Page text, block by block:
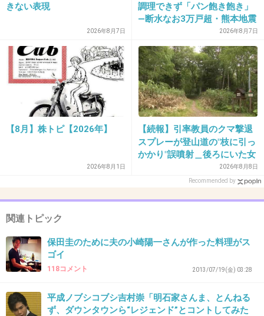
2013/09/11(水) 15:42:54
幸せそうでいいんだけど…
イケメン旦那ゲットー‼の保田のドヤ顔にイラ
ッとするようになってきたｗ
+64 -8
+8 -2
35. 匿名2013/09/11(水) 15:48:07
まあ、元モー娘だから話をふられても仕方ない
よね。何か知ってるじゃ？しゃべるのでは？な
んてマスコミも保田を利用してるし、保田も分
きない表現
2026年8月7日
調理できず「パン飽き飽き」
―断水なお3万戸超・熊本地震
2026年8月7日
【8月】株トピ【2026年】
2026年8月1日
【続報】引率教員のクマ撃退
スプレーが登山道の"枝に引っ
かかり"誤噴射＿後ろにいた女
子高校生の顔を直撃＿急なヒ
グマ出没に備え「安全装置」
高校生はトムラウシ山からヘ
2026年8月8日
Recommended by
関連トピック
保田圭のために夫の小崎陽一さんが作った料理がス
ゴイ
118コメント 2013/07/19(金) 03:28
平成ノブシコブシ吉村崇「明石家さんま、とんねる
ず、ダウンタウンら“レジェンド”とコントしてみた